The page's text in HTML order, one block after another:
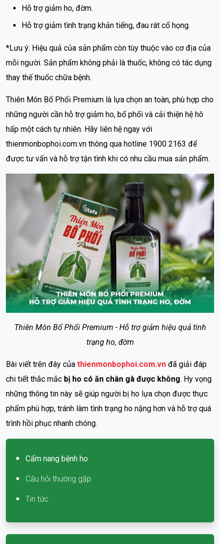
Hỗ trợ giảm ho, đờm.
Hỗ trợ giảm tình trạng khản tiếng, đau rát cổ họng.
*Lưu ý: Hiệu quả của sản phẩm còn tùy thuộc vào cơ địa của
mỗi người. Sản phẩm không phải là thuốc, không có tác dụng
thay thế thuốc chữa bệnh.
Thiên Môn Bổ Phổi Premium là lựa chọn an toàn, phù hợp cho
những người cần hỗ trợ giảm ho, bổ phổi và cải thiện hệ hô
hấp một cách tự nhiên. Hãy liên hệ ngay với
thienmonbophoi.com.vn thông qua hotline 1900 2163 để
được tư vấn và hỗ trợ tận tình khi có nhu cầu mua sản phẩm.
Thiên Môn Bổ Phổi Premium - Hỗ trợ giảm hiệu quả tình
trạng ho, đờm
Bài viết trên đây của thienmonbophoi.com.vn đã giải đáp
chi tiết thắc mắc bị ho có ăn chân gà được không. Hy vọng
những thông tin này sẽ giúp người bị ho lựa chọn được thực
phẩm phù hợp, tránh làm tình trạng ho nặng hơn và hỗ trợ quá
trình hồi phục nhanh chóng.
Cẩm nang bệnh ho
Câu hỏi thường gặp
Tin tức